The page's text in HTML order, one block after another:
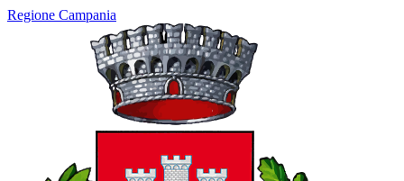
Regione Campania